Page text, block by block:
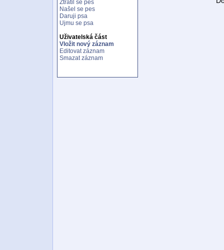
Ztratil se pes
Našel se pes
Daruji psa
Ujmu se psa
Uživatelská část
Vložit nový záznam
Editovat záznam
Smazat záznam